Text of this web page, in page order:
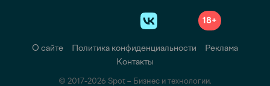
18+
О сайте Политика конфиденциальности
Реклама
Контакты
© 2017-2026 Spot – Бизнес и технологии.